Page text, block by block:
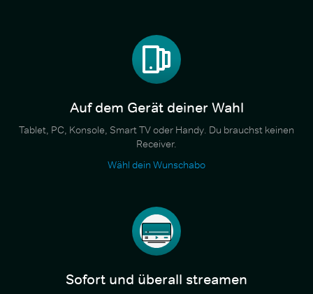
Auf dem Gerät deiner Wahl
Tablet, PC, Konsole, Smart TV oder Handy. Du brauchst keinen
Receiver.
Wähl dein Wunschabo
Sofort und überall streamen